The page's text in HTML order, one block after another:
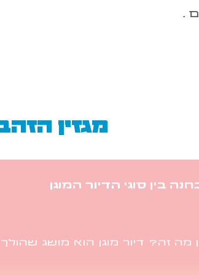
.
מגזין
בין סוגי הדיור המוגן
מה זה? דיור מוגן הוא מושג